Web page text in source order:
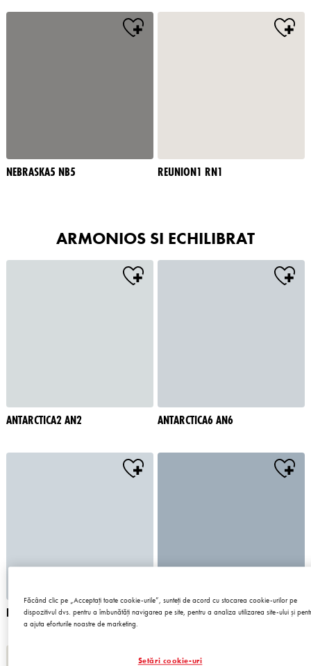
NEBRASKA5 NB5 REUNION1 RN1
ARMONIOS SI ECHILIBRAT
ANTARCTICA2 AN2 ANTARCTICA6 AN6
BERMUDAS1 BM1 BERMUDAS3 BM3
Făcând clic pe „Acceptați toate cookie-urile”, sunteți de acord cu stocarea cookie-urilor pe
dispozitivul dvs. pentru a îmbunătăți navigarea pe site, pentru a analiza utilizarea site-ului și
a ajuta eforturile noastre de marketing.
Setări cookie-uri